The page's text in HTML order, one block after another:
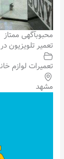
محبوبآگهی ممتاز
تعمیر تلویزیون در
تعمیرات لوازم
مشهد